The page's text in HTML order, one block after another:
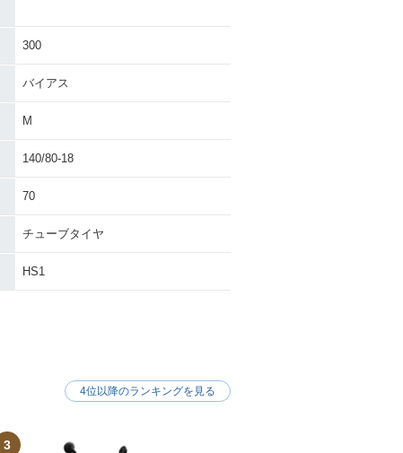
300
バイアス
M
140/80-18
70
チューブタイヤ
HS1
3
4位以降のランキングを見る